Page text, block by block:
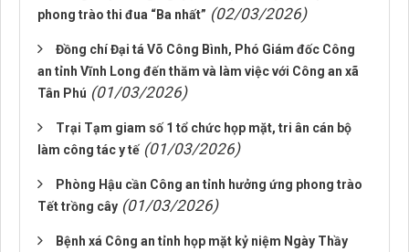
phong trào thi đua “Ba nhất” (02/03/2026)
Đồng chí Đại tá Võ Công Bình, Phó Giám đốc Công
an tỉnh Vĩnh Long đến thăm và làm việc với Công an xã
Tân Phú (01/03/2026)
Trại Tạm giam số 1 tổ chức họp mặt, tri ân cán bộ
làm công tác y tế (01/03/2026)
Phòng Hậu cần Công an tỉnh hưởng ứng phong trào
Tết trồng cây (01/03/2026)
Bệnh ‎xá Công an tỉnh họp mặt kỷ niệm Ngày Thầy